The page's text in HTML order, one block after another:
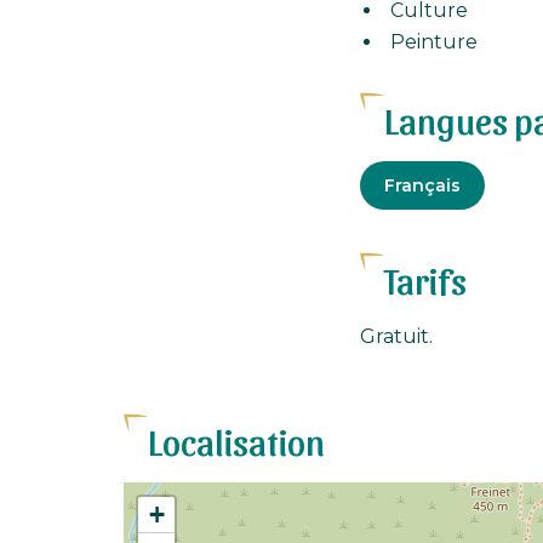
Culture
Peinture
Langues
Français
Tarifs
Gratuit.
Localisation
+